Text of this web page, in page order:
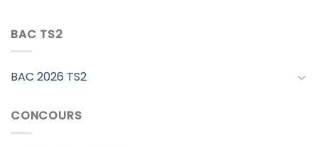
BAC TS2
BAC 2026 TS2
CONCOURS